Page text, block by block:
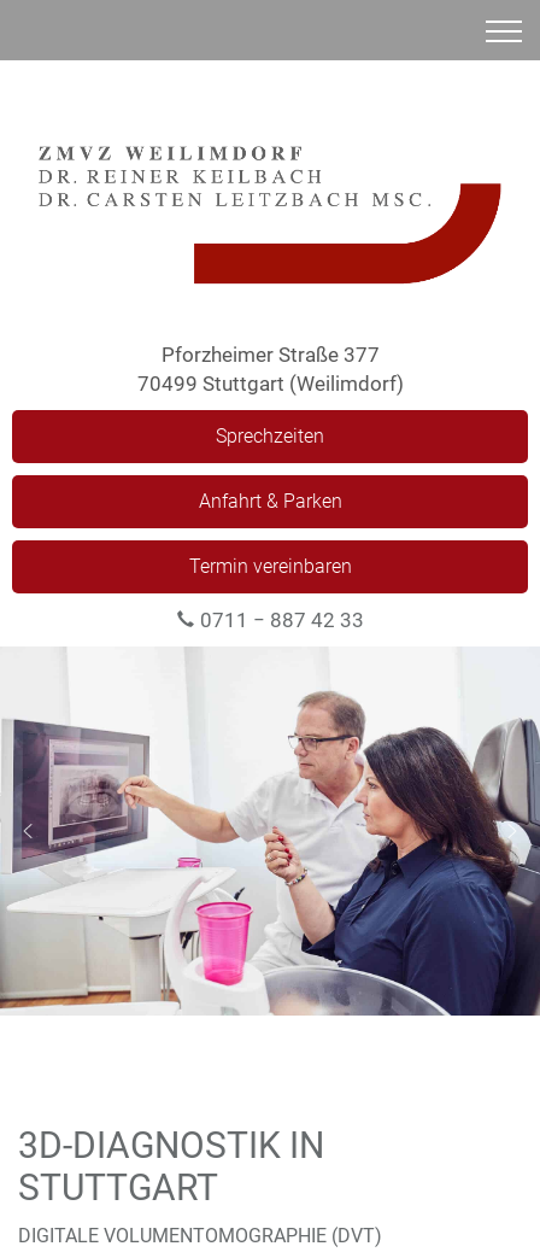
Pforzheimer Straße 377
70499 Stuttgart (Weilimdorf)
Sprechzeiten
Anfahrt & Parken
Termin vereinbaren
0711 − 887 42 33
3D-DIAGNOSTIK IN
STUTTGART
DIGITALE VOLUMENTOMOGRAPHIE (DVT)